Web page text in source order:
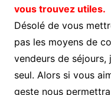
vous trouvez utiles.
Désolé de vous
pas les moyens de
vendeurs de
seul. Alors si vous
geste nous